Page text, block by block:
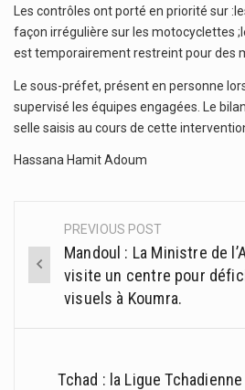
Les contrôles ont porté en priorité sur
façon irrégulière sur les motocyclettes
est temporairement restreint pour des
Le sous-préfet, présent en personne
supervisé les équipes engagées. Le
selle saisis au cours de cette
Hassana Hamit Adoum
Post
navigation
PREVIOUS POST
Mandoul : La Ministre de
visite un centre pour
visuels à Koumra.
Tchad : la Ligue